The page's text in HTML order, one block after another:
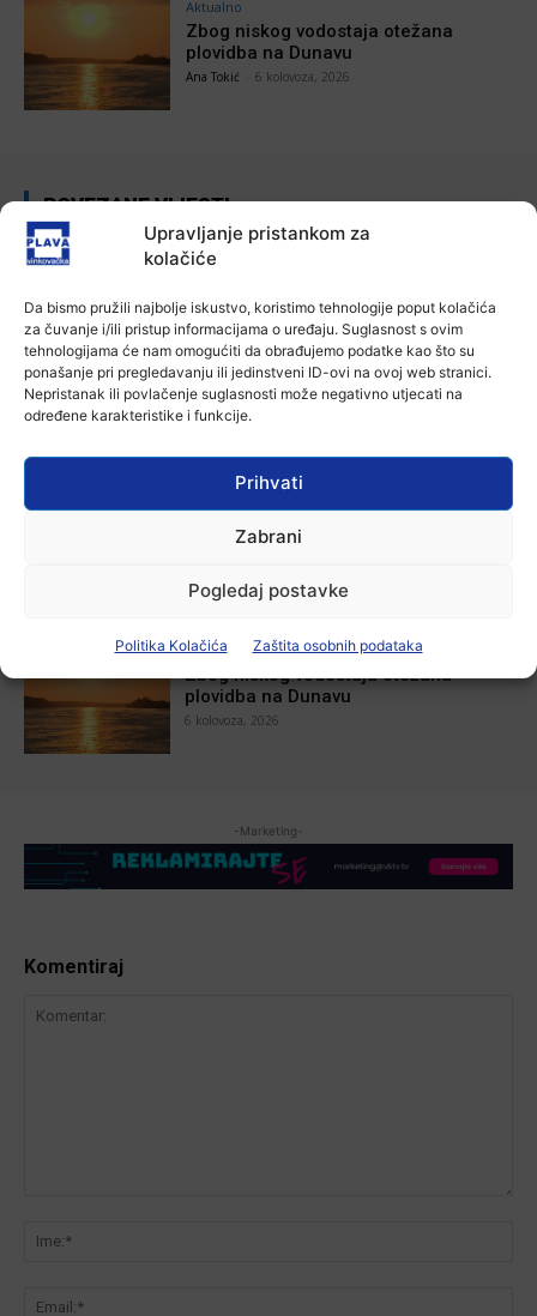
Upravljanje pristankom za
kolačiće
Da bismo pružili najbolje iskustvo, koristimo tehnologije poput kolačića
za čuvanje i/ili pristup informacijama o uređaju. Suglasnost s ovim
tehnologijama će nam omogućiti da obrađujemo podatke kao što su
ponašanje pri pregledavanju ili jedinstveni ID-ovi na ovoj web stranici.
Nepristanak ili povlačenje suglasnosti može negativno utjecati na
određene karakteristike i funkcije.
Prihvati
Zabrani
Pogledaj postavke
Politika Kolačića Zaštita osobnih podataka
Aktualno
Zbog niskog vodostaja otežana
plovidba na Dunavu
Ana Tokić 6 kolovoza, 2026
POVEZANE VIJESTI
Aktualno
Autoklub Vinkovci u rujnu će obilježiti
7 kolovoza, 2026
Aktualno
Za dva tjedna započinje još jedna
Divlja liga
Aktualno
U Županji održana Ljetna škola magije
Aktualno
Zbog niskog vodostaja otežana
plovidba na Dunavu
6 kolovoza, 2026
-Marketing-
Komentiraj